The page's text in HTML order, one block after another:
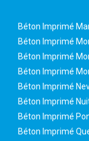
Béton Imprimé
Béton Imprimé
Béton Imprimé
Béton Imprimé
Béton Imprimé
Béton Imprimé
Béton Imprimé
Béton Imprimé